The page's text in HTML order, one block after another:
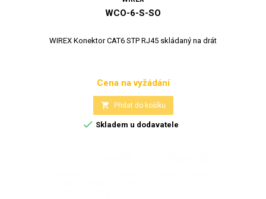
WCO-6-S-SO
WIREX Konektor CAT6 STP RJ45 skládaný na drát
Cena
Cena na vyžádání
 Přidat do košíku
 Skladem u dodavatele